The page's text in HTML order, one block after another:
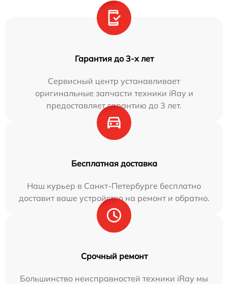
Гарантия до 3-х лет
Сервисный центр устанавливает
оригинальные запчасти техники iRay и
предоставляет гарантию до 3 лет.
Бесплатная доставка
Наш курьер в Санкт-Петербурге бесплатно
доставит ваше устройство на ремонт и обратно.
Срочный ремонт
Большинство неисправностей техники iRay мы